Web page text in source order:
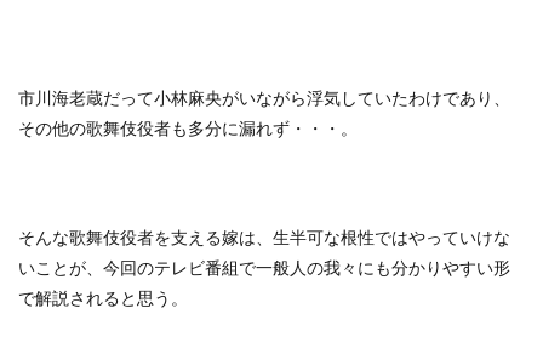
市川海老蔵だって小林麻央がいながら浮気していたわけであり、
その他の歌舞伎役者も多分に漏れず・・・。
そんな歌舞伎役者を支える嫁は、生半可な根性ではやっていけな
いことが、今回のテレビ番組で一般人の我々にも分かりやすい形
で解説されると思う。